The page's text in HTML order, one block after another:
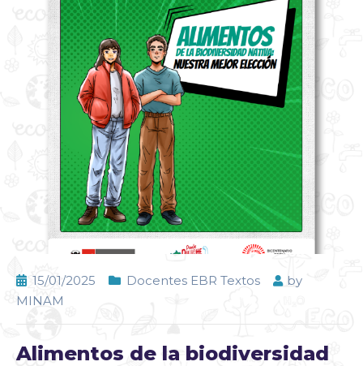
15/01/2025 Docentes EBR Textos
by
MINAM
Alimentos de la biodiversidad